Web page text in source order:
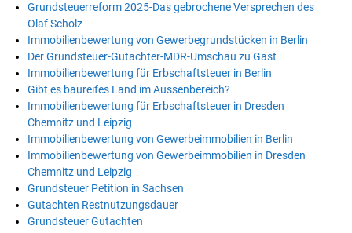
Grundsteuerreform 2025-Das gebrochene Versprechen des
Olaf Scholz
Immobilienbewertung von Gewerbegrundstücken in Berlin
Der Grundsteuer-Gutachter-MDR-Umschau zu Gast
Immobilienbewertung für Erbschaftsteuer in Berlin
Gibt es baureifes Land im Aussenbereich?
Immobilienbewertung für Erbschaftsteuer in Dresden
Chemnitz und Leipzig
Immobilienbewertung von Gewerbeimmobilien in Berlin
Immobilienbewertung von Gewerbeimmobilien in Dresden
Chemnitz und Leipzig
Grundsteuer Petition in Sachsen
Gutachten Restnutzungsdauer
Grundsteuer Gutachten